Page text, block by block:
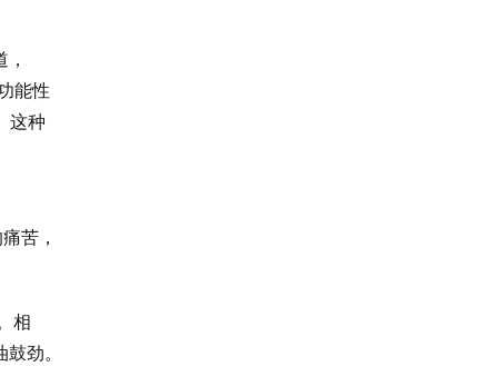
能性
这种
苦，
相
劲。